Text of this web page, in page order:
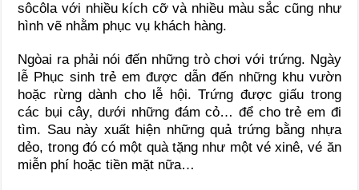
sôcôla với nhiều kích cỡ và nhiều màu sắc cũng như
hình vẽ nhằm phục vụ khách hàng.
Ngòai ra phải nói đến những trò chơi với trứng. Ngày
lễ Phục sinh trẻ em được dẫn đến những khu vườn
hoặc rừng dành cho lễ hội. Trứng được giấu trong
các bụi cây, dưới những đám cỏ… để cho trẻ em đi
tìm. Sau này xuất hiện những quả trứng bằng nhựa
dẻo, trong đó có một quà tặng như một vé xinê, vé ăn
miễn phí hoặc tiền mặt nữa…